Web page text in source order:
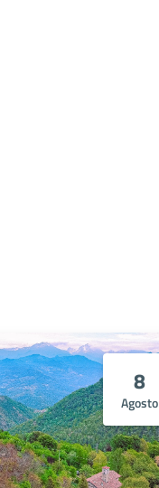
8
Agosto